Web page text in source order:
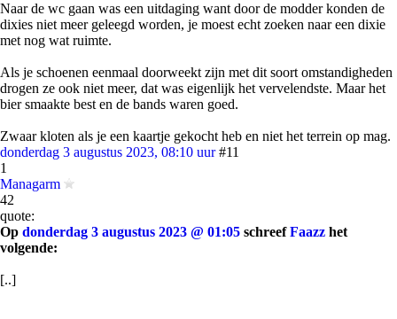
Naar de wc gaan was een uitdaging want door de modder konden de
dixies niet meer geleegd worden, je moest echt zoeken naar een dixie
met nog wat ruimte.
Als je schoenen eenmaal doorweekt zijn met dit soort omstandigheden
drogen ze ook niet meer, dat was eigenlijk het vervelendste. Maar het
bier smaakte best en de bands waren goed.
Zwaar kloten als je een kaartje gekocht heb en niet het terrein op mag.
donderdag 3 augustus 2023, 08:10 uur #11
1
Managarm
42
quote:
Op donderdag 3 augustus 2023 @ 01:05 schreefFaazz het
volgende:
[..]